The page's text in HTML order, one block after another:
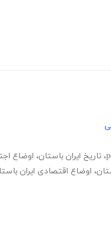
، تاریخ ایران باستان، اوضاع
، اوضاع اقتصادی ایران